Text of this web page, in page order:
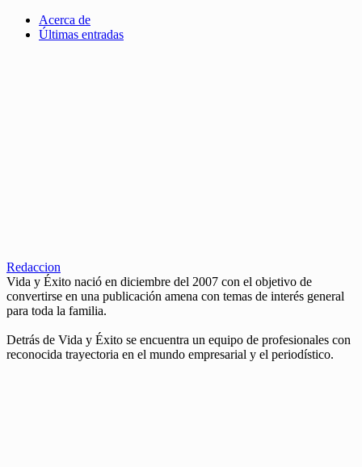
Acerca de
Últimas entradas
Redaccion
Vida y Éxito nació en diciembre del 2007 con el objetivo de
convertirse en una publicación amena con temas de interés general
para toda la familia.
Detrás de Vida y Éxito se encuentra un equipo de profesionales con
reconocida trayectoria en el mundo empresarial y el periodístico.